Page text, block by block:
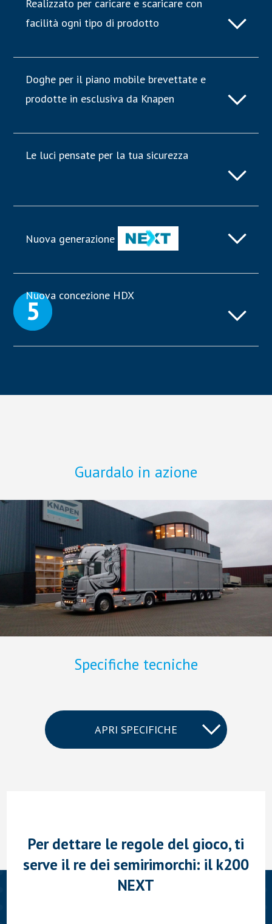
Realizzato per caricare e scaricare con
facilità ogni tipo di prodotto
Doghe per il piano mobile brevettate e
prodotte in esclusiva da Knapen
Le luci pensate per la tua sicurezza
Nuova generazione
Nuova concezione HDX
Guardalo in azione
Specifiche tecniche
APRI SPECIFICHE
Per dettare le regole del gioco, ti
serve il re dei semirimorchi: il k200
NEXT